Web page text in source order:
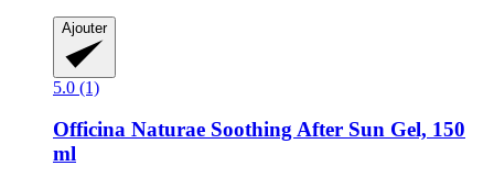
Ajouter
5.0 (1)
Officina Naturae Soothing After Sun Gel, 150
ml